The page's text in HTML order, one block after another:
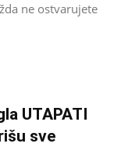
ne ostvarujete
UTAPATI
sve